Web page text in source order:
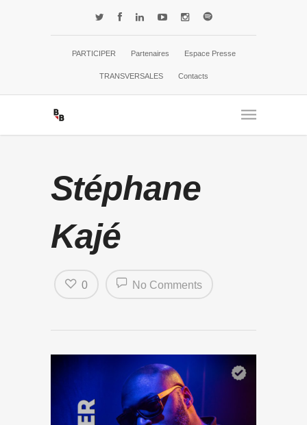
PARTICIPER Partenaires Espace Presse
TRANSVERSALES Contacts
Stéphane
Kajé
No Comments
0